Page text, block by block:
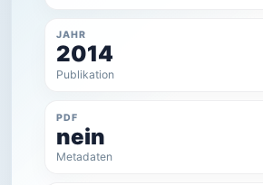
JAHR
2014
Publikation
PDF
nein
Metadaten